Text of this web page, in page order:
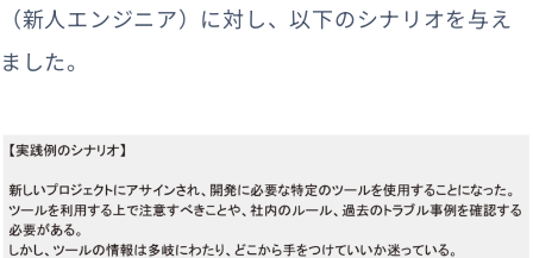
（新人エンジニア）に対し、以下のシナリオを与え
ました。